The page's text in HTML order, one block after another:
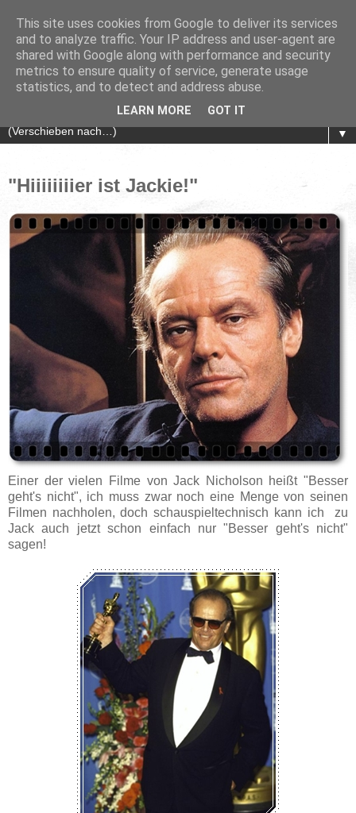
▼
"Hiiiiiiiier ist Jackie!"
Einer der vielen Filme von Jack Nicholson heißt "Besser
geht's nicht", ich muss zwar noch eine Menge von seinen
Filmen nachholen, doch schauspieltechnisch kann ich zu
Jack auch jetzt schon einfach nur "Besser geht's nicht"
sagen!
This site uses cookies from Google to deliver its services
and to analyze traffic. Your IP address and user-agent are
shared with Google along with performance and security
metrics to ensure quality of service, generate usage
statistics, and to detect and address abuse.
LEARN MORE GOT IT